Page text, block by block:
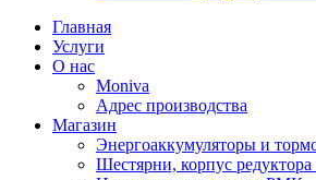
Главная
Услуги
О нас
Moniva
Адрес производства
Магазин
Энергоаккумуляторы и
Шестярни, корпус